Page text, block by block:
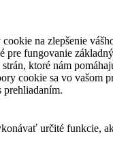
na zlepšenie
pre fungovanie
ktoré nám
cookie sa vo
prehliadaním.
určité funkcie,